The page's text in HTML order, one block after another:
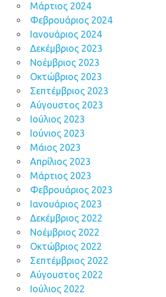
Μάρτιος 2024
Φεβρουάριος 2024
Ιανουάριος 2024
Δεκέμβριος 2023
Νοέμβριος 2023
Οκτώβριος 2023
Σεπτέμβριος 2023
Αύγουστος 2023
Ιούλιος 2023
Ιούνιος 2023
Μάιος 2023
Απρίλιος 2023
Μάρτιος 2023
Φεβρουάριος 2023
Ιανουάριος 2023
Δεκέμβριος 2022
Νοέμβριος 2022
Οκτώβριος 2022
Σεπτέμβριος 2022
Αύγουστος 2022
Ιούλιος 2022